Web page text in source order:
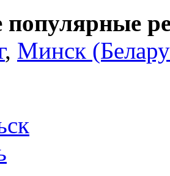
популярные
, Минск